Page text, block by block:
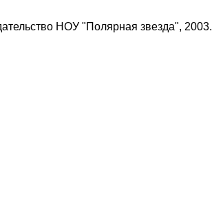
НОУ "Полярная звезда", 2003.